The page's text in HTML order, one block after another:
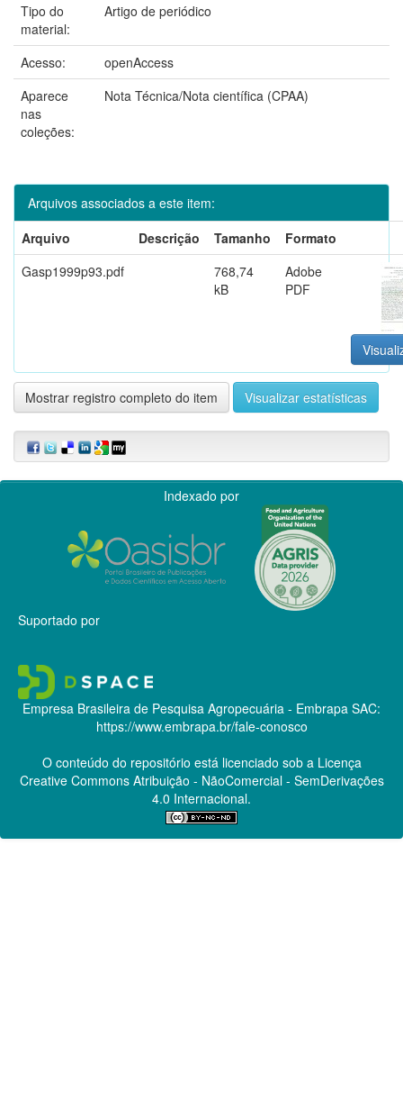
Tipo do
material:
Artigo de periódico
Acesso:
openAccess
Aparece
nas
coleções:
Nota Técnica/Nota científica (CPAA)
Arquivos associados a este item:
Arquivo
Descrição Tamanho
Formato
Gasp1999p93.pdf
768,74
kB
Adobe
PDF
Mostrar registro completo do item Visualizar estatísticas
Indexado por
Suportado por
Empresa Brasileira de Pesquisa Agropecuária - Embrapa SAC:
https://www.embrapa.br/fale-conosco
O conteúdo do repositório está licenciado sob a Licença
Creative CommonsAtribuição - NãoComercial - SemDerivações
4.0 Internacional.